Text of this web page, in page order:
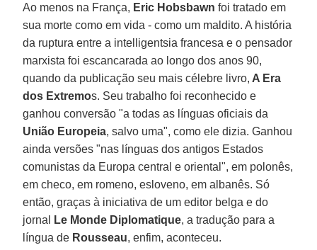
Ao menos na França, Eric Hobsbawn foi tratado em
sua morte como em vida - como um maldito. A história
da ruptura entre a intelligentsia francesa e o pensador
marxista foi escancarada ao longo dos anos 90,
quando da publicação seu mais célebre livro, A Era
dos Extremos. Seu trabalho foi reconhecido e
ganhou conversão "a todas as línguas oficiais da
União Europeia, salvo uma", como ele dizia. Ganhou
ainda versões "nas línguas dos antigos Estados
comunistas da Europa central e oriental", em polonês,
em checo, em romeno, esloveno, em albanês. Só
então, graças à iniciativa de um editor belga e do
jornal
Le Monde Diplomatique, a tradução para a
língua de Rousseau, enfim, aconteceu.